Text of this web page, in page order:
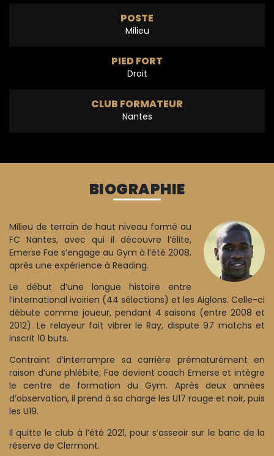
POSTE
Milieu
PIED FORT
Droit
CLUB FORMATEUR
Nantes
BIOGRAPHIE
Milieu de terrain de haut niveau formé au
FC Nantes, avec qui il découvre l’élite,
Emerse Fae s’engage au Gym à l’été 2008,
après une expérience à Reading.
Le début d’une longue histoire entre
l’international ivoirien (44 sélections) et les Aiglons. Celle-ci
débute comme joueur, pendant 4 saisons (entre 2008 et
2012). Le relayeur fait vibrer le Ray, dispute 97 matchs et
inscrit 10 buts.
Contraint d’interrompre sa carrière prématurément en
raison d’une phlébite, Fae devient coach Emerse et intègre
le centre de formation du Gym. Après deux années
d’observation, il prend à sa charge les U17 rouge et noir, puis
les U19.
Il quitte le club à l’été 2021, pour s’asseoir sur le banc de la
réserve de Clermont.